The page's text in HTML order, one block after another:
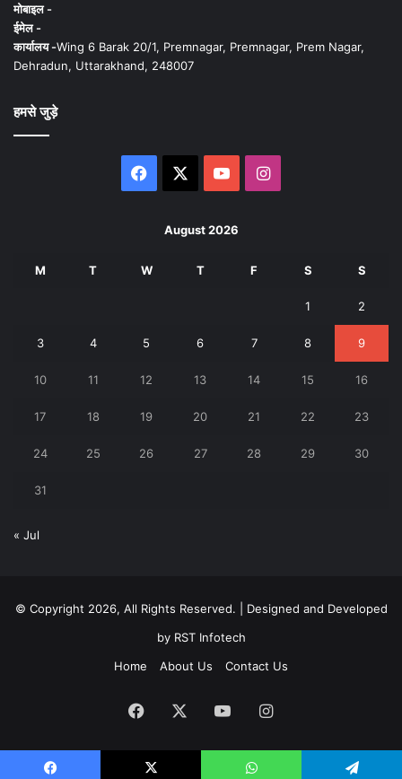
मोबाइल -
ईमेल -
कार्यालय -Wing 6 Barak 20/1, Premnagar, Premnagar, Prem Nagar,
Dehradun, Uttarakhand, 248007
हमसे जुड़े
Facebook YouTubeInstagram
August 2026
M T W T F S S
1 2
3 4 5 6 7 8 9
10 11 12 13 14 15 16
17 18 19 20 21 22 23
24 25 26 27 28 29 30
31
« Jul
© Copyright 2026, All Rights Reserved. | Designed and Developed
byRST Infotech
Home
About Us Contact Us
Facebook YouTubeInstagram